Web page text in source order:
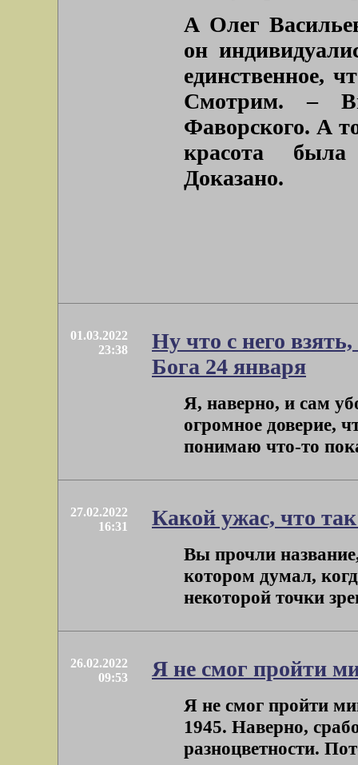
А Олег
он
единственное,
Смотрим. –
Фаворского. А
красота была
Доказано.
01.03.2022
23:38
Ну что с него
Бога 24 января
Я, наверно, и сам
огромное доверие,
понимаю что-то
27.02.2022
16:31
Какой ужас, что
Вы прочли
котором думал,
некоторой точки
26.02.2022
09:53
Я не смог пройти
Я не смог пройти
1945. Наверно,
разноцветности.